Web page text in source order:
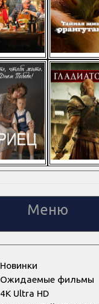
Меню
Новинки
Ожидаемые фильмы
4K Ultra HD